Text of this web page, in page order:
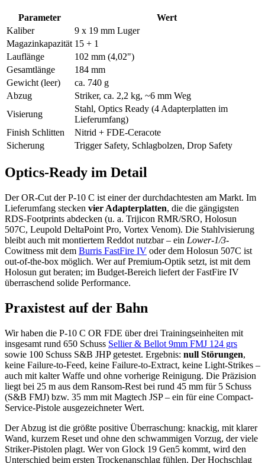
Parameter
Wert
Kaliber
9 x 19 mm Luger
Magazinkapazität 15 + 1
Lauflänge
102 mm (4,02")
Gesamtlänge
184 mm
Gewicht (leer)
ca. 740 g
Abzug
Striker, ca. 2,2 kg, ~6 mm Weg
Visierung
Stahl, Optics Ready (4 Adapterplatten im
Lieferumfang)
Finish Schlitten
Nitrid + FDE-Ceracote
Sicherung
Trigger Safety, Schlagbolzen, Drop Safety
Optics-Ready im Detail
Der OR-Cut der P-10 C ist einer der durchdachtesten am Markt. Im
Lieferumfang stecken vier Adapterplatten, die die gängigsten
RDS-Footprints abdecken (u. a. Trijicon RMR/SRO, Holosun
507C, Leupold DeltaPoint Pro, Vortex Venom). Die Stahlvisierung
bleibt auch mit montiertem Reddot nutzbar – ein Lower-1/3-
Cowitness mit dem Burris FastFire IV oder dem Holosun 507C ist
out-of-the-box möglich. Wer auf Premium-Optik setzt, ist mit dem
Holosun gut beraten; im Budget-Bereich liefert der FastFire IV
überraschend solide Performance.
Praxistest auf der Bahn
Wir haben die P-10 C OR FDE über drei Trainingseinheiten mit
insgesamt rund 650 Schuss Sellier & Bellot 9mm FMJ 124 grs
sowie 100 Schuss S&B JHP getestet. Ergebnis: null Störungen,
keine Failure-to-Feed, keine Failure-to-Extract, keine Light-Strikes –
auch mit kalter Waffe und ohne vorherige Reinigung. Die Präzision
liegt bei 25 m aus dem Ransom-Rest bei rund 45 mm für 5 Schuss
(S&B FMJ) bzw. 35 mm mit Magtech JSP – ein für eine Compact-
Service-Pistole ausgezeichneter Wert.
Der Abzug ist die größte positive Überraschung: knackig, mit klarer
Wand, kurzem Reset und ohne den schwammigen Vorzug, der viele
Striker-Pistolen plagt. Wer von Glock 19 Gen5 kommt, wird den
Unterschied beim ersten Trockenanschlag fühlen. Der Hochschlag